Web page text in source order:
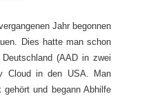
Jahr begonnen
Dies hatte man schon
(AAD in zwei
Cloud in den USA. Man
und begann Abhilfe